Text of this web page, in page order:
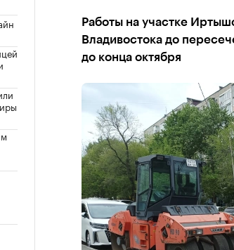
Работы на участке
Владивостока до
до конца октября